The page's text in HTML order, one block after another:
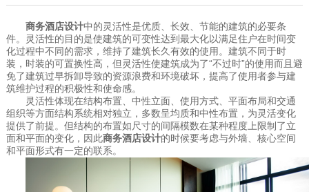
商务酒店设计中的灵活性是优质、长效、节能的建筑的必要条
件。灵活性的目的是使建筑的可变性达到最大化以满足住户在时间变
化过程中不同的需求，维持了建筑长久有效的使用。建筑不同于时
装，时装的可置换性高，但灵活性使建筑成为了“不过时”的使用而且避
免了建筑过早拆卸导致的资源浪费和环境破坏，提高了使用者参与建
筑维护过程的积极性和使命感。
灵活性体现在结构布置、中性立面、使用方式、平面布局和交通
组织等方面结构系统相对独立，多数呈均质和中性布置，为灵活变化
提供了前提。但结构的布置如尺寸的间隔模数在某种程度上限制了立
面和平面的变化，因此商务酒店设计的时候要考虑与外墙、核心空间
和平面形式有一定的联系。